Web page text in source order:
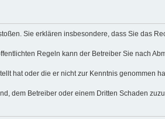
Sie erklären insbesondere, dass Sie das
Regeln kann der Betreiber Sie nach
hat oder die er nicht zur Kenntnis genommen
dem Betreiber oder einem Dritten Schaden